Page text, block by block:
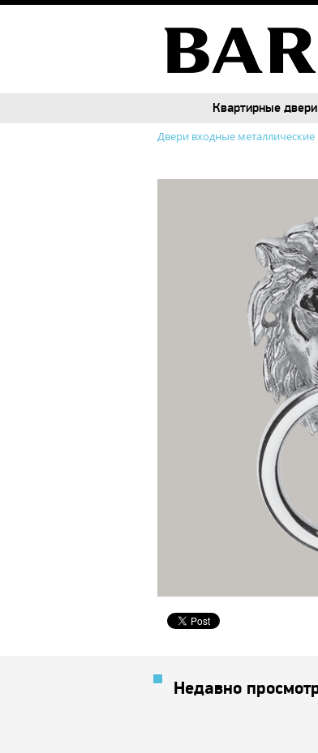
Квартирные двери
Квартирные двери
Двери входные металлические
Недавно